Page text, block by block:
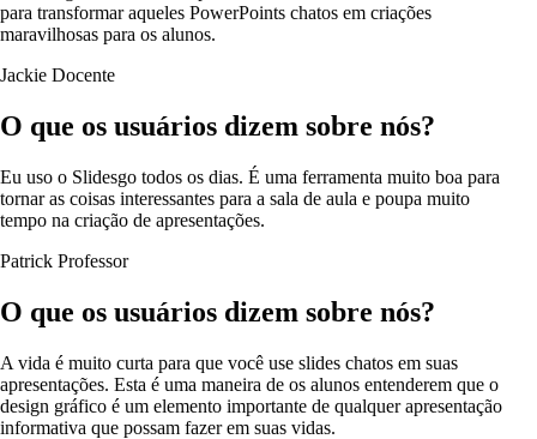
para transformar aqueles PowerPoints chatos em criações
maravilhosas para os alunos.
Jackie Docente
O que os usuários dizem sobre nós?
Eu uso o Slidesgo todos os dias. É uma ferramenta muito boa para
tornar as coisas interessantes para a sala de aula e poupa muito
tempo na criação de apresentações.
Patrick Professor
O que os usuários dizem sobre nós?
A vida é muito curta para que você use slides chatos em suas
apresentações. Esta é uma maneira de os alunos entenderem que o
design gráfico é um elemento importante de qualquer apresentação
informativa que possam fazer em suas vidas.